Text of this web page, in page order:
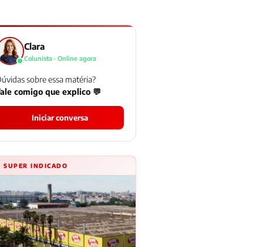
Clara
Colunista · Online agora
sobre essa matéria?
comigo que explico 💬
Iniciar conversa
SUPER INDICADO